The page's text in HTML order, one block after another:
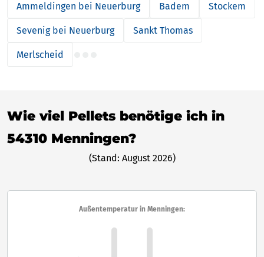
Ammeldingen bei Neuerburg Badem Stockem
Sevenig bei Neuerburg Sankt Thomas
Merlscheid
Wie viel Pellets benötige ich in
54310 Menningen?
(Stand: August 2026)
Außentemperatur in Menningen: